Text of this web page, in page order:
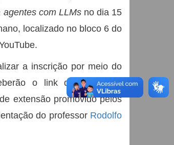
agentes com LLMsno dia 15
localizado no bloco 6 do
a inscrição por meio do
o link de acesso à
extensão promovido pelos
do professor Rodolfo